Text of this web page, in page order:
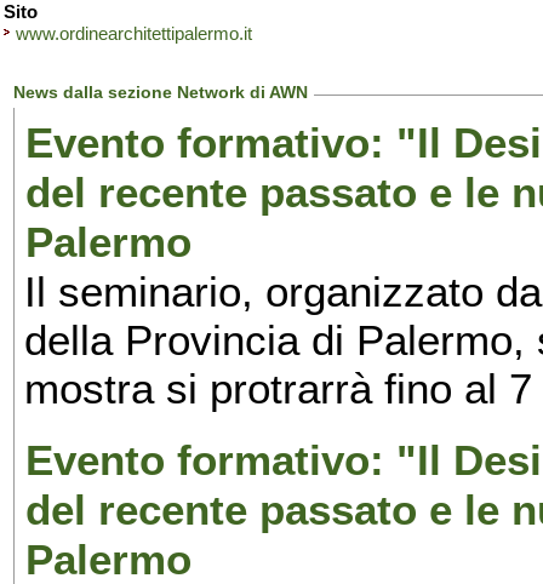
Sito
www.ordinearchitettipalermo.it
News dalla sezione Network di AWN
Evento formativo: "Il
del recente passato e le
Palermo
Il seminario, organizzato
della Provincia di
mostra si protrarrà fino al
Evento formativo: "Il
del recente passato e le
Palermo